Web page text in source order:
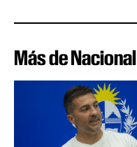
Más de Nacional